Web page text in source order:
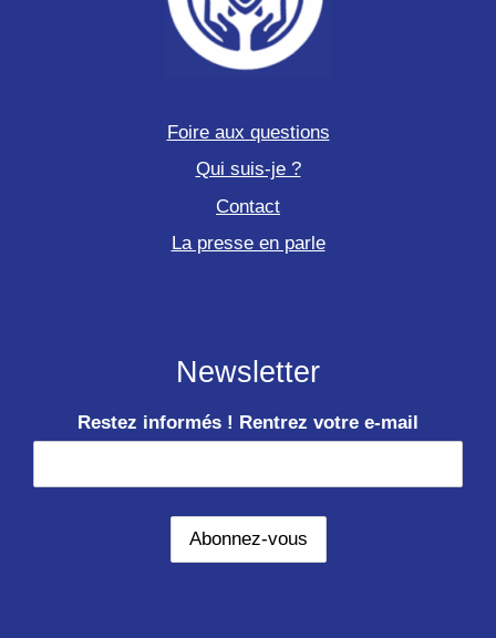
Foire aux questions
Qui suis-je ?
Contact
La presse en parle
Newsletter
Restez informés ! Rentrez votre e-mail